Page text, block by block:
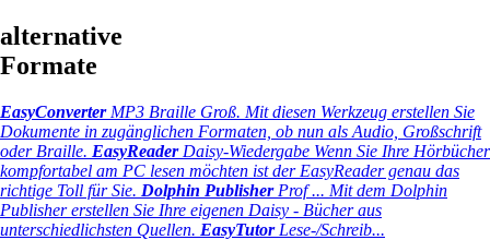
alternative
Formate
EasyConverterMP3 Braille Groß. Mit diesen Werkzeug erstellen Sie
Dokumente in zugänglichen Formaten, ob nun als Audio, Großschrift
oder Braille. EasyReaderDaisy-Wiedergabe Wenn Sie Ihre Hörbücher
kompfortabel am PC lesen möchten ist der EasyReader genau das
richtige Toll für Sie. Dolphin PublisherProf ... Mit dem Dolphin
Publisher erstellen Sie Ihre eigenen Daisy - Bücher aus
unterschiedlichsten Quellen. EasyTutorLese-/Schreib...